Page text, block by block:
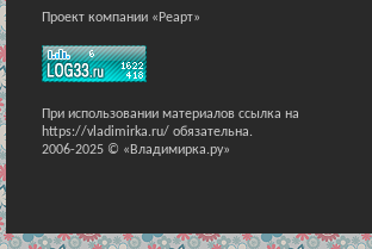
Проект компании «Реарт»
При использовании материалов ссылка на
https://vladimirka.ru/ обязательна.
2006-2025 © «Владимирка.ру»